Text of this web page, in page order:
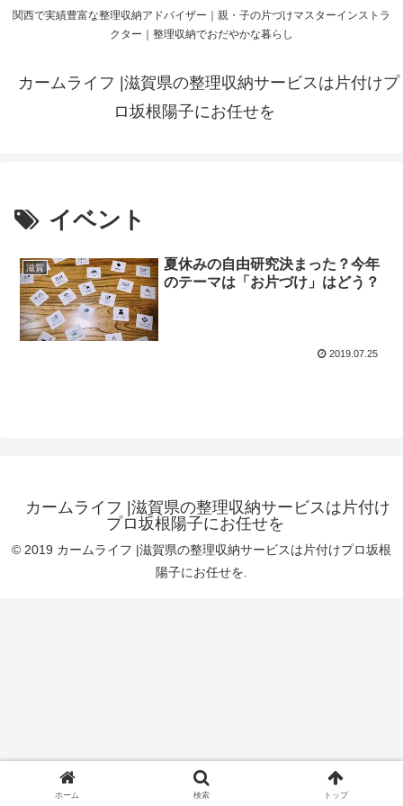
関西で実績豊富な整理収納アドバイザー｜親・子の片づけマスターインストラ
クター｜整理収納でおだやかな暮らし
カームライフ |滋賀県の整理収納サービスは片付けプ
ロ坂根陽子にお任せを
イベント
滋賀
夏休みの自由研究決まった？今年
のテーマは「お片づけ」はどう？
2019.07.25
カームライフ |滋賀県の整理収納サービスは片付け
プロ坂根陽子にお任せを
© 2019 カームライフ |滋賀県の整理収納サービスは片付けプロ坂根
陽子にお任せを.
ホーム 検索 トップ